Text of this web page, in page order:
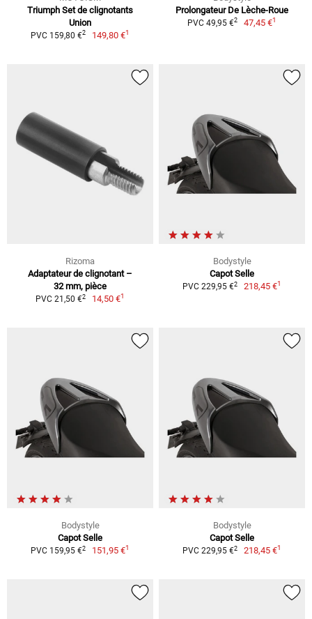
Triumph Set de clignotants
Union
PVC 159,80 €2 149,80 €1
Prolongateur De Lèche-Roue
PVC 49,95 €2 47,45 €1
Rizoma
Adaptateur de clignotant –
32 mm, pièce
PVC 21,50 €2 14,50 €1
Bodystyle
Capot Selle
PVC 229,95 €2 218,45 €1
Bodystyle
Capot Selle
PVC 159,95 €2 151,95 €1
Bodystyle
Capot Selle
PVC 229,95 €2 218,45 €1